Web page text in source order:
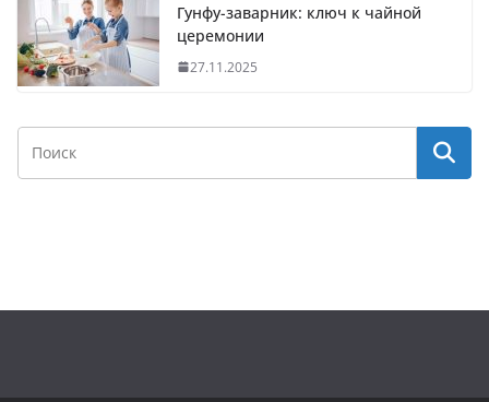
Гунфу-заварник: ключ к чайной
церемонии
27.11.2025